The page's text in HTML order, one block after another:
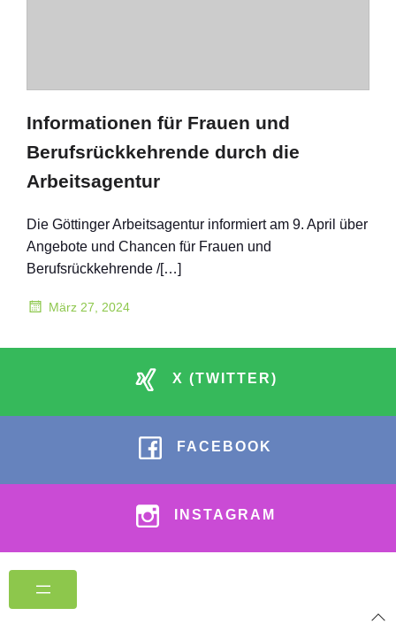
Informationen für Frauen und
Berufsrückkehrende durch die
Arbeitsagentur
Die Göttinger Arbeitsagentur informiert am 9. April über
Angebote und Chancen für Frauen und
Berufsrückkehrende /[…]
März 27, 2024
X (TWITTER)
FACEBOOK
INSTAGRAM